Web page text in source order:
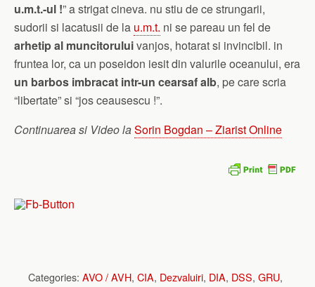
u.m.t.-ul !” a strigat cineva. nu stiu de ce strungarii,
sudorii si lacatusii de la u.m.t. ni se pareau un fel de
arhetip al muncitoruluivanjos, hotarat si invincibil. in
fruntea lor, ca un poseidon iesit din valurile oceanului, era
un barbos imbracat intr-un cearsaf alb, pe care scria
“libertate” si “jos ceausescu !”.
Continuarea si Video laSorin Bogdan – Ziarist Online
Categories: AVO / AVH, CIA, Dezvaluiri, DIA, DSS, GRU,